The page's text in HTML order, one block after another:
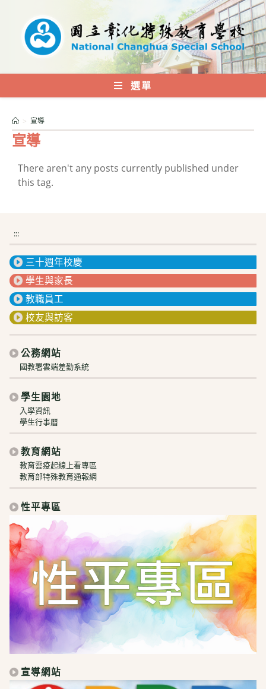
內
選單
宣導
> 宣導
There aren't any posts currently published under
this tag.
:::
三十週年校慶
學生與家長
教職員工
校友與訪客
公務網站
國教署雲端差勤系統
學生園地
入學資訊
學生行事曆
教育網站
教育雲疫起線上看專區
教育部特殊教育通報網
性平專區
宣導網站